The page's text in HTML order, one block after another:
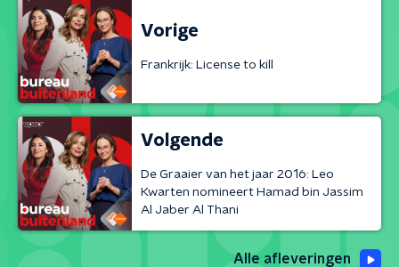
Vorige
Frankrijk: License to kill
Volgende
De Graaier van het jaar 2016: Leo
Kwarten nomineert Hamad bin Jassim
Al Jaber Al Thani
Alle afleveringen